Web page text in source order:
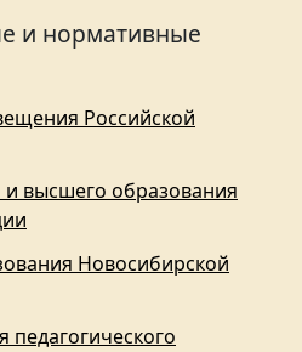
и нормативные
Российской
высшего образования
Новосибирской
педагогического